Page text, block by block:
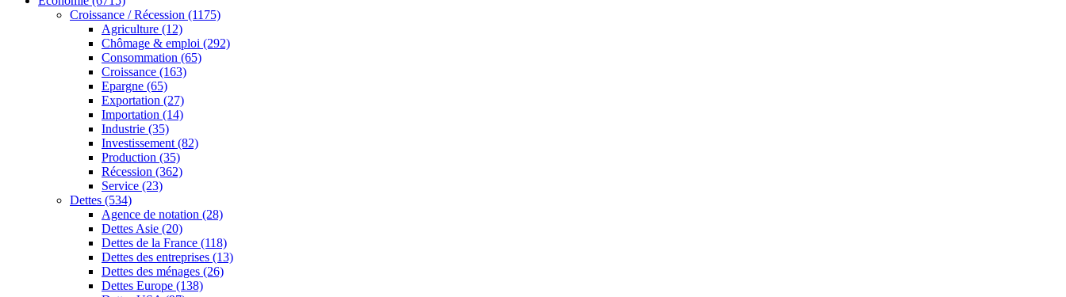
Croissance / Récession (1175)
Agriculture (12)
Chômage & emploi (292)
Consommation (65)
Croissance (163)
Epargne (65)
Exportation (27)
Importation (14)
Industrie (35)
Investissement (82)
Production (35)
Récession (362)
Service (23)
Dettes (534)
Agence de notation (28)
Dettes Asie (20)
Dettes de la France (118)
Dettes des entreprises (13)
Dettes des ménages (26)
Dettes Europe (138)